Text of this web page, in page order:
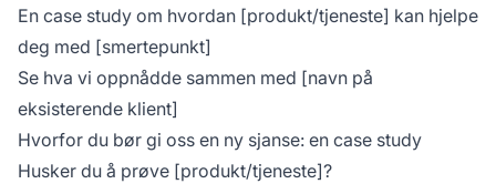
En case study om hvordan [produkt/tjeneste] kan hjelpe
deg med [smertepunkt]
Se hva vi oppnådde sammen med [navn på
eksisterende klient]
Hvorfor du bør gi oss en ny sjanse: en case study
Husker du å prøve [produkt/tjeneste]?